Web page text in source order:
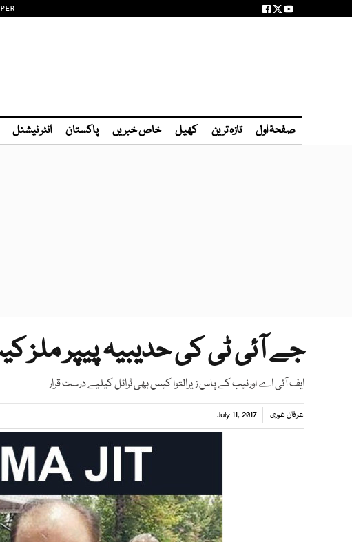
صفحۂ اول تازہ ترین کھیل خاص خبریں پاکستان انٹر نیشنل
جے آئی ٹی کی حدیبیہ پیپر ملز
ایف آئی اے اورنیب کے پاس زیرالتوا کیس بھی ٹرائل کیلیے درست قرار
عرفان غوری July 11, 2017